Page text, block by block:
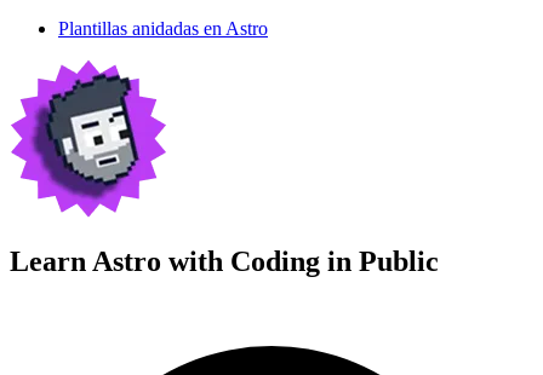
Plantillas anidadas en Astro
Learn Astro with Coding in Public